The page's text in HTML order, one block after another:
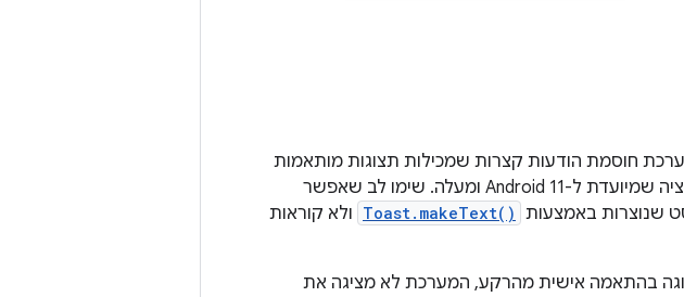
חוסמת הודעות קצרות שמכילות תצוגות מותאמות
אישית אם ההודעות האלה נשלחות מהרקע על ידי אפליקציה שמיועדת ל-Android 11 ומעלה. שימו לב שאפשר
שנוצרות באמצעות Toast.makeText() ולא קוראות
בהתאמה אישית מהרקע, המערכת לא מציגה את